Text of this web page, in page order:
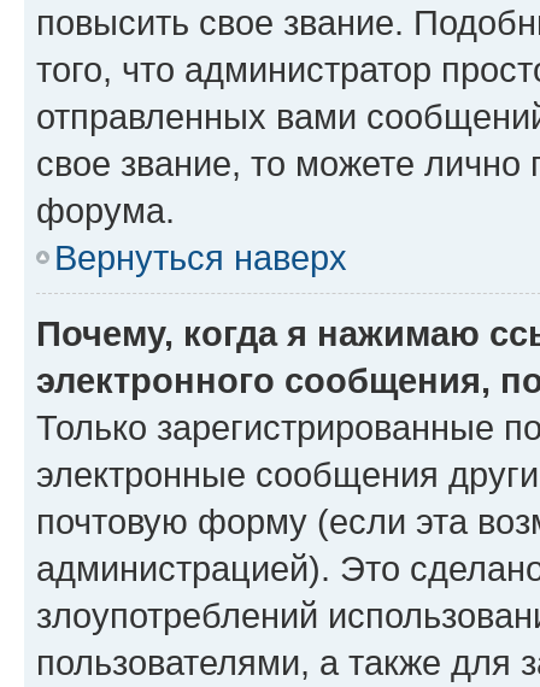
повысить свое звание.
того, что администратор
отправленных вами
свое звание, то можете лично
форума.
Вернуться наверх
Почему, когда я нажимаю
электронного сообщения,
Только зарегистрированные
электронные сообщения
почтовую форму (если эта
администрацией). Это
злоупотреблений
пользователями, а также для